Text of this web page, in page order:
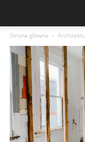
Strona główna